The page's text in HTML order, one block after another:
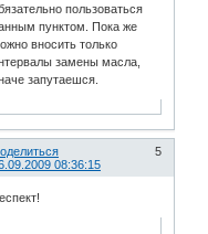
пользоваться
пунктом. Пока же
вносить только
замены масла,
запутаешся.
5
08:36:15